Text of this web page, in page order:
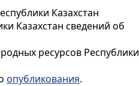
Казахстан
Казахстан сведений об
ресурсов Республики
опубликования.